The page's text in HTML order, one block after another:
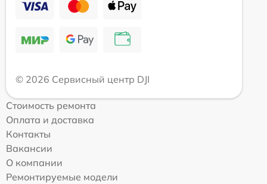
© 2026 Сервисный центр DJI
Стоимость ремонта
Оплата и доставка
Контакты
Вакансии
О компании
Ремонтируемые модели